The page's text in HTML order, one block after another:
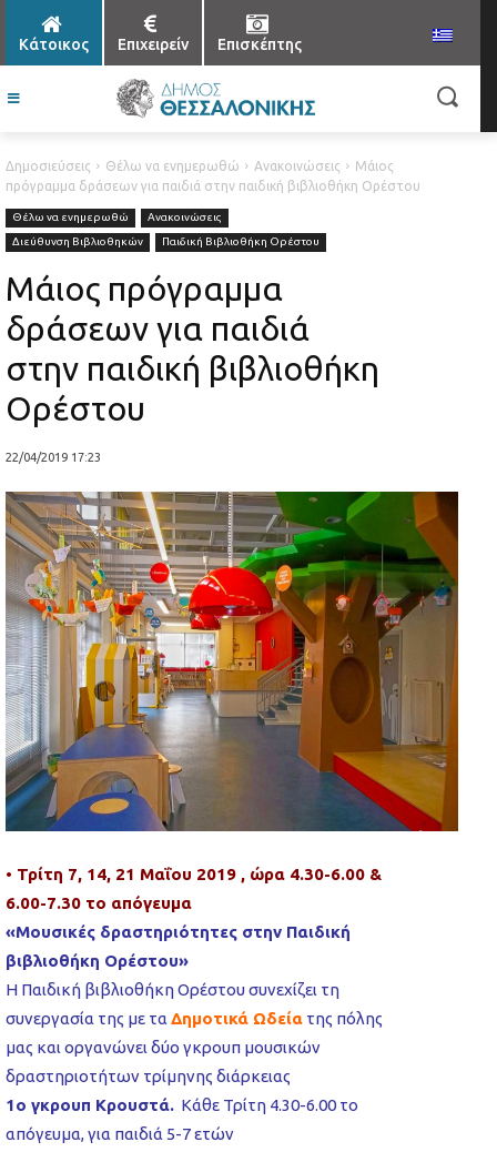
Κάτοικος Επιχειρείν Επισκέπτης
Δημοσιεύσεις Θέλω να ενημερωθώ Ανακοινώσεις
Μάιος
πρόγραμμα δράσεων για παιδιά στην παιδική βιβλιοθήκη Ορέστου
Θέλω να ενημερωθώ
Ανακοινώσεις
Διεύθυνση Βιβλιοθηκών
Παιδική Βιβλιοθήκη Ορέστου
Μάιος πρόγραμμα
δράσεων για παιδιά
στην παιδική βιβλιοθήκη
Ορέστου
22/04/2019 17:23
• Τρίτη 7, 14, 21 Μαΐου 2019 , ώρα 4.30-6.00 &
6.00-7.30 το απόγευμα
«Μουσικές δραστηριότητες στην Παιδική
βιβλιοθήκη Ορέστου»
Η Παιδική βιβλιοθήκη Ορέστου συνεχίζει τη
συνεργασία της με τα Δημοτικά Ωδεία της πόλης
μας και οργανώνει δύο γκρουπ μουσικών
δραστηριοτήτων τρίμηνης διάρκειας
1ο γκρουπ Κρουστά. Κάθε Τρίτη 4.30-6.00 το
απόγευμα, για παιδιά 5-7 ετών